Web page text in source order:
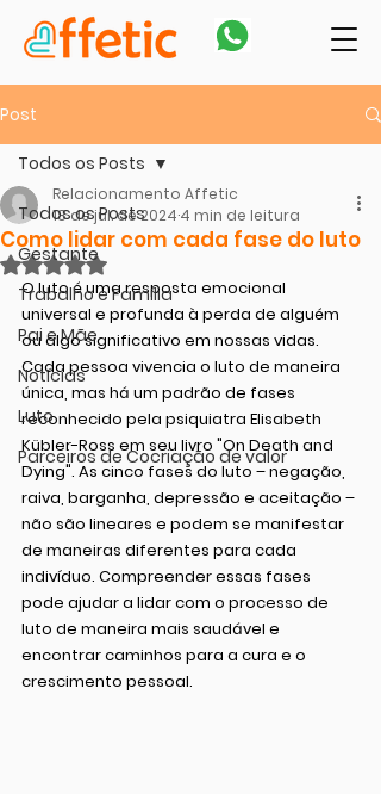
Post
Todos os Posts
Gestante
Trabalho e Família
Pai e Mãe
Notícias
Luto
Parceiros de Cocriação de valor
Todos os Posts
Como lidar com cada fase do luto
Relacionamento Affetic
18 de jul. de 2024 4 min de leitura
Avaliado com NaN de 5 estrelas.
O luto é uma resposta emocional
universal e profunda à perda de alguém
ou algo significativo em nossas vidas.
Cada pessoa vivencia o luto de maneira
única, mas há um padrão de fases
reconhecido pela psiquiatra Elisabeth
Kübler-Ross em seu livro "On Death and
Dying". As cinco fases do luto – negação,
raiva, barganha, depressão e aceitação –
não são lineares e podem se manifestar
de maneiras diferentes para cada
indivíduo. Compreender essas fases
pode ajudar a lidar com o processo de
luto de maneira mais saudável e
encontrar caminhos para a cura e o
crescimento pessoal.